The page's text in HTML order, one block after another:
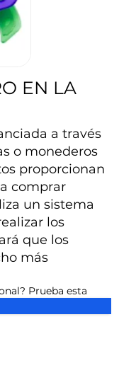
EN LA
a través
o monederos
proporcionan
comprar
un sistema
los
que los
más
Prueba esta